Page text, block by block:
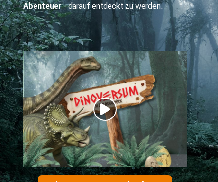
Abenteuer- darauf entdeckt zu werden.